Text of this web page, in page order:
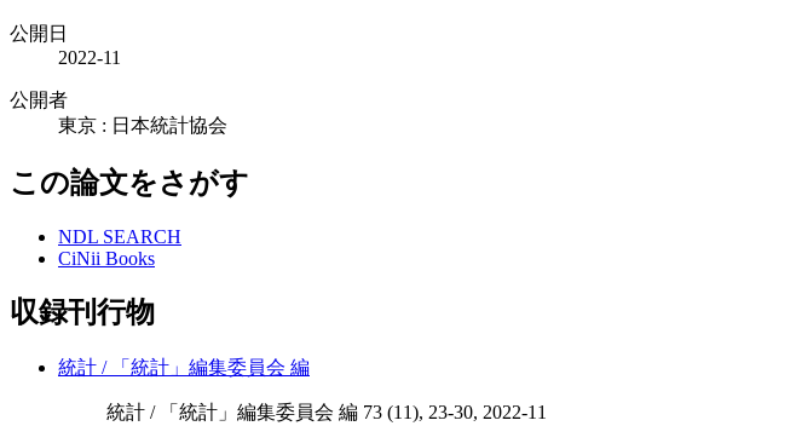
公開日
2022-11
公開者
東京 : 日本統計協会
この論文をさがす
NDL SEARCH
CiNii Books
収録刊行物
統計 / 「統計」編集委員会 編
統計 / 「統計」編集委員会 編 73 (11), 23-30, 2022-11